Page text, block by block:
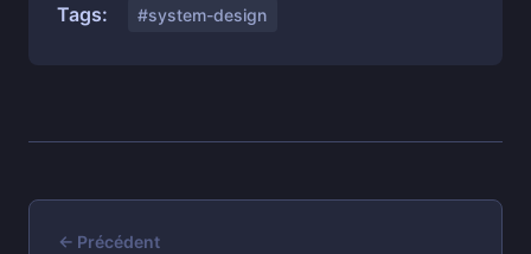
Tags: #system-design
← Précédent